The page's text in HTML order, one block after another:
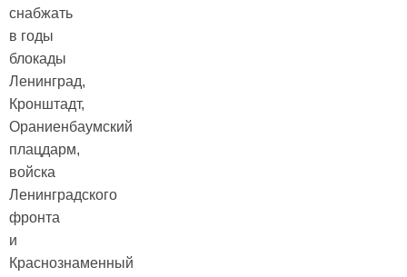
снабжать
в годы
блокады
Ленинград,
Кронштадт,
Ораниенбаумский
плацдарм,
войска
Ленинградского
фронта
и
Краснознаменный